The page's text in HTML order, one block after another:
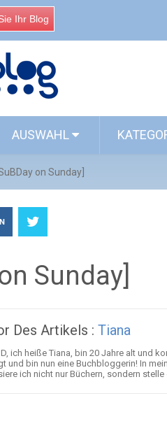
Ihr Blog
AUSWAHL
on Sunday]
Sunday]
Des Artikels : Tiana
ich heiße Tiana, bin 20 Jahre alt und
und bin nun eine Buchbloggerin! In
ich nicht nur Büchern, sondern